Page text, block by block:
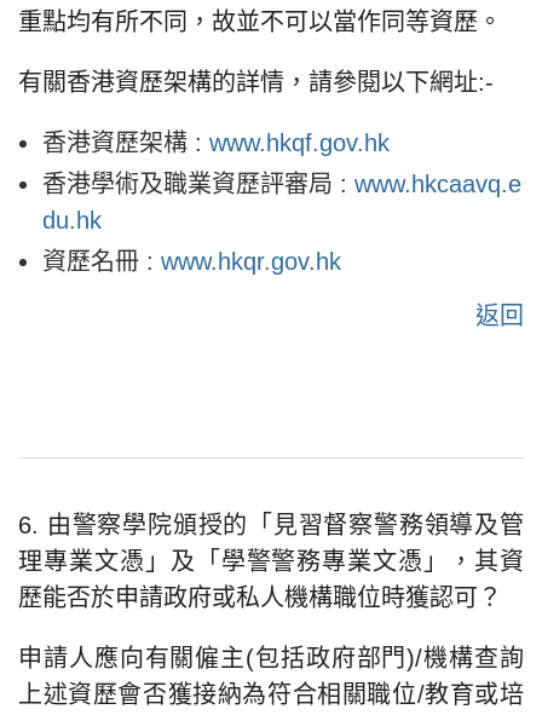
重點均有所不同，故並不可以當作同等資歷。
有關香港資歷架構的詳情，請參閱以下網址:-
香港資歷架構 : www.hkqf.gov.hk
香港學術及職業資歷評審局 : www.hkcaavq.e
du.hk
資歷名冊 : www.hkqr.gov.hk
返回
6. 由警察學院頒授的「見習督察警務領導及管
理專業文憑」及「學警警務專業文憑」，其資
歷能否於申請政府或私人機構職位時獲認可？
申請人應向有關僱主(包括政府部門)/機構查詢
上述資歷會否獲接納為符合相關職位/教育或培